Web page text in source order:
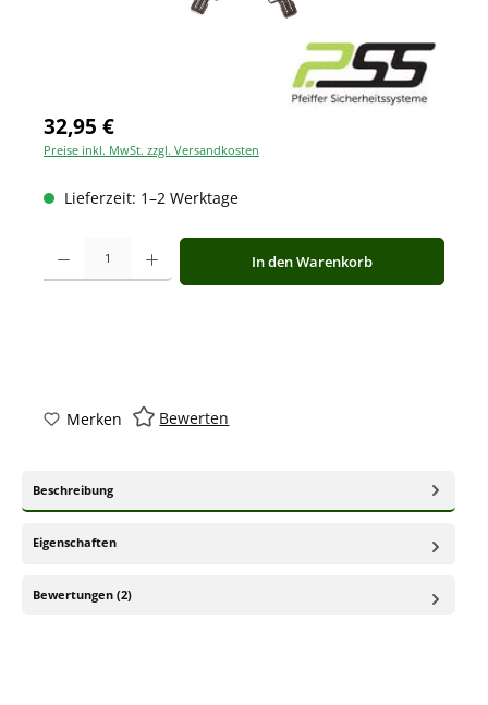
32,95 €
Preise inkl. MwSt. zzgl. Versandkosten
Lieferzeit: 1–2 Werktage
Produkt Anzahl: Gib den gewünschten Wert ein oder benutze die
In den Warenkorb
Merken Bewerten
Beschreibung
Eigenschaften
Bewertungen (2)